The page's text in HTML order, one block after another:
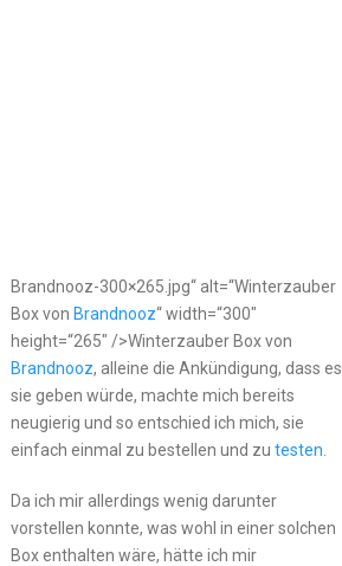
Brandnooz-300×265.jpg“ alt=“Winterzauber
Box von Brandnooz“ width=“300″
height=“265″ />Winterzauber Box von
Brandnooz, alleine die Ankündigung, dass es
sie geben würde, machte mich bereits
neugierig und so entschied ich mich, sie
einfach einmal zu bestellen und zu testen
Da ich mir allerdings wenig darunter
vorstellen konnte, was wohl in einer solchen
Box enthalten wäre, hätte ich mir